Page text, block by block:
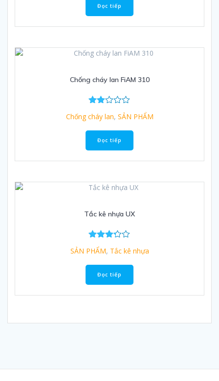
5 sao
Đọc tiếp
Chống cháy lan FiAM 310
c
2.00
5
Chống cháy lan, SẢN PHẨM
Đọc tiếp
Tắc kê nhựa UX
Được
xếp
5 sao
SẢN PHẨM, Tắc kê nhựa
Đọc tiếp